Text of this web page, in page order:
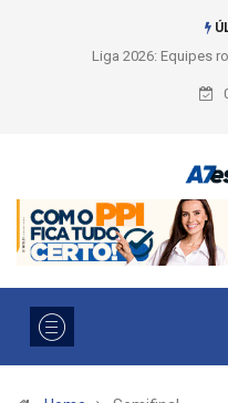
Liga 2026: Equipes rompem
a 2°